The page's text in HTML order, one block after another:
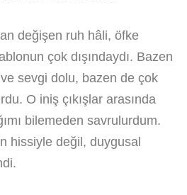
değişen ruh hâli, öfke
çok dışındaydı. Bazen
sevgi dolu, bazen de çok
O iniş çıkışlar arasında
bilemeden savrulurdum.
hissiyle değil, duygusal